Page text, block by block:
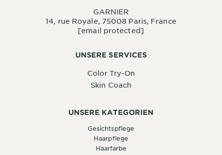
UNSERE SERVICES
Color Try-On
Skin Coach
UNSERE KATEGORIEN
Gesichtspflege
Haarpflege
Haarfarbe
GARNIER
14, rue Royale, 75008 Paris, France
[email protected]